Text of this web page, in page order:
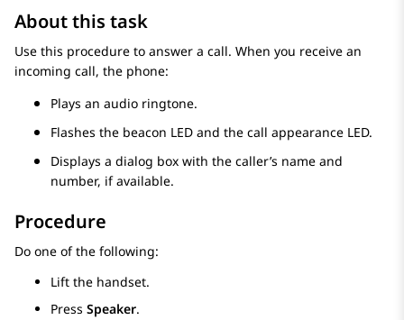
About this task
Use this procedure to answer a call. When you receive an
incoming call, the phone:
Plays an audio ringtone.
Flashes the beacon LED and the call appearance LED.
Displays a dialog box with the caller’s name and
number, if available.
Procedure
Do one of the following:
Lift the handset.
Press Speaker.